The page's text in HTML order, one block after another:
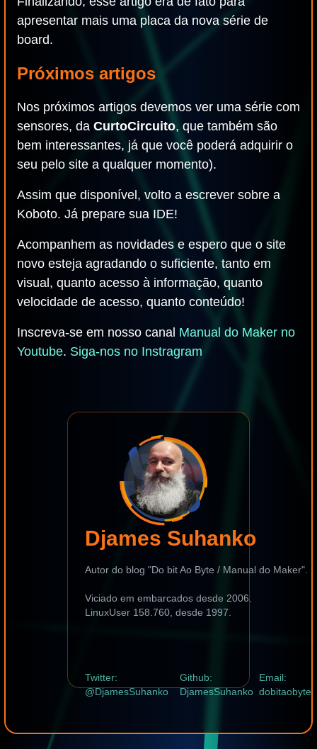
apresentar mais uma placa da nova série de
board.
Próximos artigos
Nos próximos artigos devemos ver uma série com
sensores, da CurtoCircuito, que também são
bem interessantes, já que você poderá adquirir o
seu pelo site a qualquer momento).
Assim que disponível, volto a escrever sobre a
Koboto. Já prepare sua IDE!
Acompanhem as novidades e espero que o site
novo esteja agradando o suficiente, tanto em
visual, quanto acesso à informação, quanto
velocidade de acesso, quanto conteúdo!
Inscreva-se em nosso canal Manual do Maker no
Youtube. Siga-nos no Instragram
Djames Suhanko
Autor do blog "Do bit Ao Byte / Manual do Maker".
Viciado em embarcados desde 2006.
LinuxUser 158.760, desde 1997.
Twitter:
@DjamesSuhanko
Github:
DjamesSuhanko
Email: